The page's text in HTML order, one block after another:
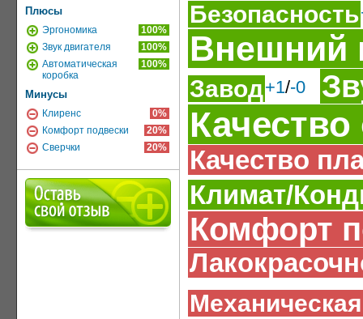
Плюсы
Эргономика
100%
Звук двигателя
100%
Автоматическая
коробка
100%
Минусы
Клиренс
0%
Комфорт подвески
20%
Сверчки
20%
Безопасность
Внешний
Завод+1/-0
Качество
Климат/
Комфорт